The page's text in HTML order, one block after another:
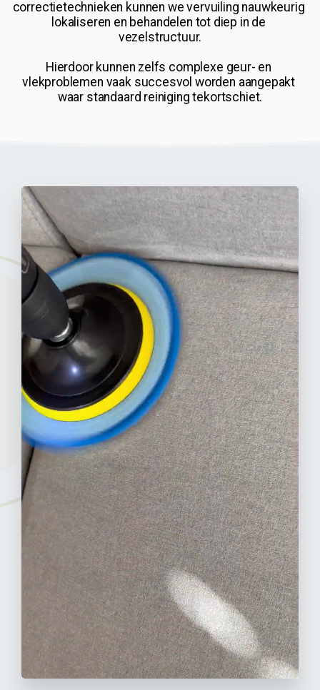
correctietechnieken kunnen we vervuiling nauwkeurig
lokaliseren en behandelen tot diep in de
vezelstructuur.
Hierdoor kunnen zelfs complexe geur- en
vlekproblemen vaak succesvol worden aangepakt
waar standaard reiniging tekortschiet.